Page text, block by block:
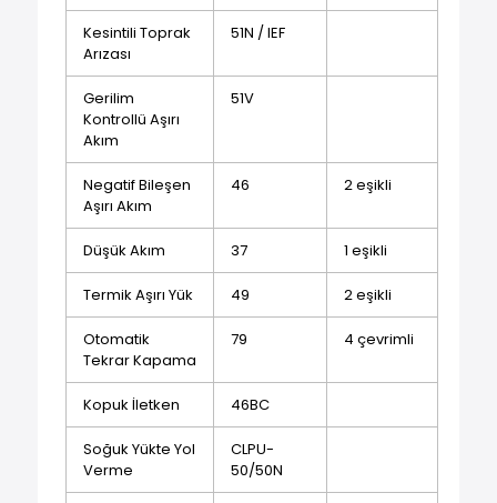
Kesintili Toprak
Arızası
51N / IEF
Gerilim
Kontrollü Aşırı
Akım
51V
Negatif Bileşen
Aşırı Akım
46 2 eşikli
Düşük Akım 37 1 eşikli
Termik Aşırı Yük 49 2 eşikli
Otomatik
Tekrar Kapama
79 4 çevrimli
Kopuk İletken 46BC
Soğuk Yükte Yol
Verme
CLPU-
50/50N